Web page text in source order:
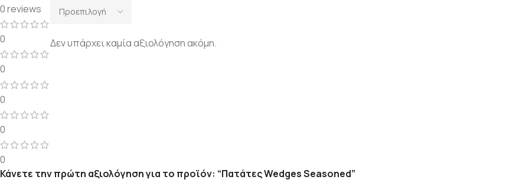
0 reviews
0
0
0
0
0
Δεν υπάρχει καμία αξιολόγηση ακόμη.
Κάνετε την πρώτη αξιολόγηση για το προϊόν: “Πατάτες Wedges Seasoned”